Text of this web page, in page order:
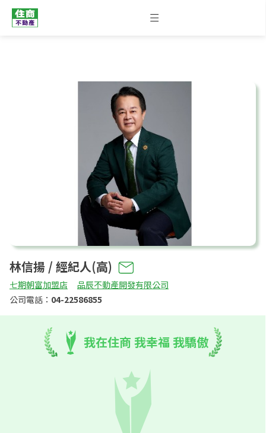
林信揚 / 經紀人(高)
七期朝富加盟店
品辰不動產開發有限公司
公司電話： 04-22586855
我在住商 我幸福 我驕傲